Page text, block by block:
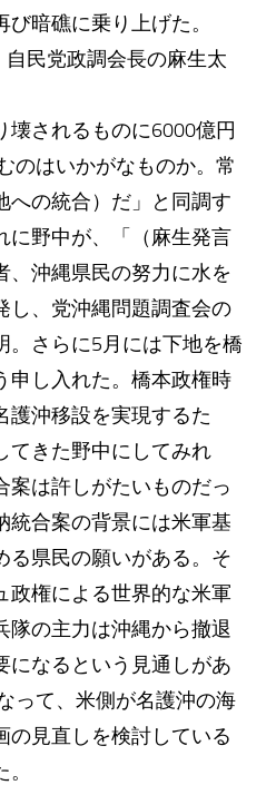
暗礁に乗り上げた。
民党政調会長の麻生太
壊されるものに6000億円
のはいかがなものか。常
への統合）だ」と同調す
に野中が、「（麻生発言
、沖縄県民の努力に水を
し、党沖縄問題調査会の
。さらに5月には下地を橋
申し入れた。橋本政権時
護沖移設を実現するた
てきた野中にしてみれ
案は許しがたいものだっ
統合案の背景には米軍基
る県民の願いがある。そ
政権による世界的な米軍
隊の主力は沖縄から撤退
になるという見通しがあ
って、米側が名護沖の海
の見直しを検討している